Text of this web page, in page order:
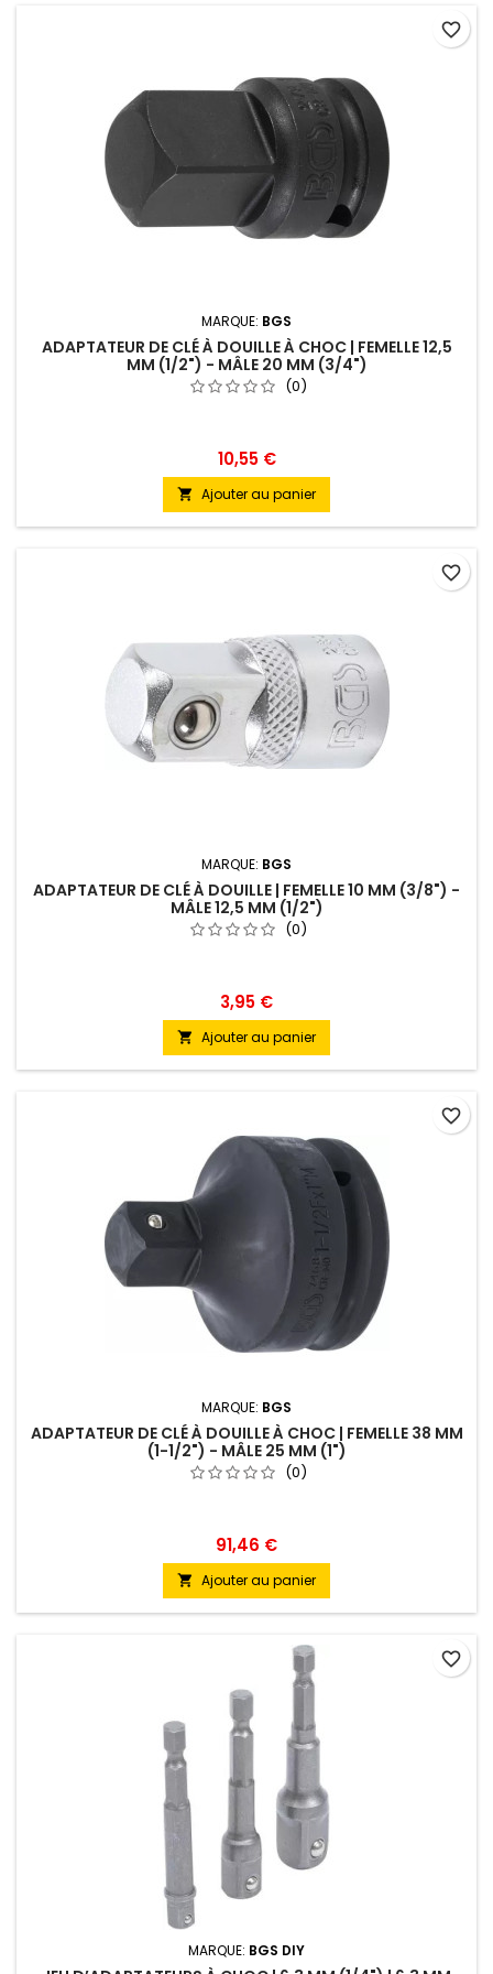
MARQUE: BGS
ADAPTATEUR DE CLÉ À DOUILLE À CHOC | FEMELLE 12,5
MM (1/2") - MÂLE 20 MM (3/4")
(0)
10,55 €
 Ajouter au panier
favorite_border
MARQUE: BGS
ADAPTATEUR DE CLÉ À DOUILLE | FEMELLE 10 MM (3/8") -
MÂLE 12,5 MM (1/2")
(0)
3,95 €
 Ajouter au panier
favorite_border
MARQUE: BGS
ADAPTATEUR DE CLÉ À DOUILLE À CHOC | FEMELLE 38 MM
(1-1/2") - MÂLE 25 MM (1")
(0)
91,46 €
 Ajouter au panier
favorite_border
MARQUE: BGS DIY
favorite_border